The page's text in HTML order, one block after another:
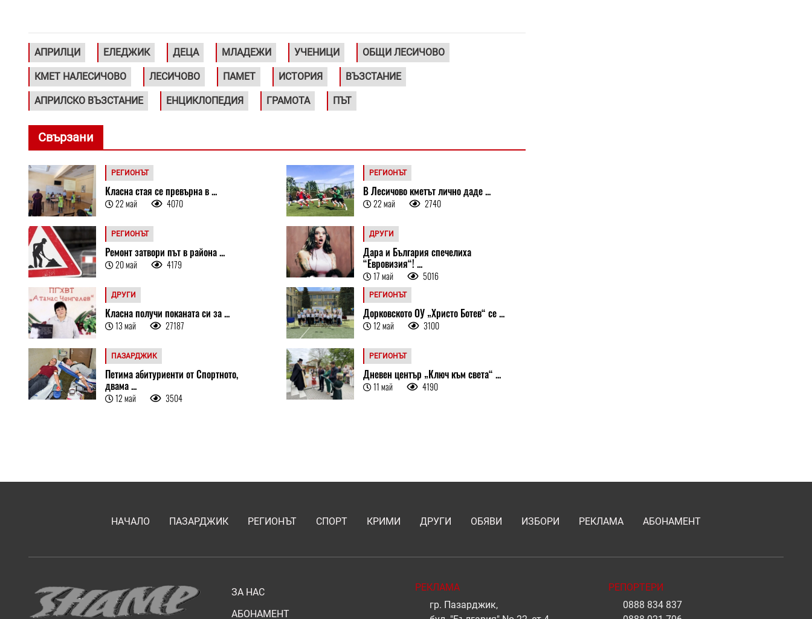
АПРИЛЦИ ЕЛЕДЖИК ДЕЦА МЛАДЕЖИ УЧЕНИЦИ ОБЩИ ЛЕСИЧОВО
КМЕТ НАЛЕСИЧОВО ЛЕСИЧОВО ПАМЕТ ИСТОРИЯ ВЪЗСТАНИЕ
АПРИЛСКО ВЪЗСТАНИЕ ЕНЦИКЛОПЕДИЯ ГРАМОТА ПЪТ
Свързани
РЕГИОНЪТ
Класна стая се превърна в ...
22 май 4070
РЕГИОНЪТ
В Лесичово кметът лично даде ...
22 май 2740
РЕГИОНЪТ
Ремонт затвори път в района ...
20 май 4179
ДРУГИ
Дара и България спечелиха
“Евровизия“! ...
17 май 5016
ДРУГИ
Класна получи поканата си за ...
13 май 27187
РЕГИОНЪТ
Дорковското ОУ „Христо Ботев“ се ...
12 май 3100
ПАЗАРДЖИК
Петима абитуриенти от Спортното,
двама ...
12 май 3504
РЕГИОНЪТ
Дневен център „Ключ към света“ ...
11 май 4190
НАЧАЛО ПАЗАРДЖИК РЕГИОНЪТ СПОРТ КРИМИ ДРУГИ ОБЯВИ ИЗБОРИ РЕКЛАМА АБОНАМЕНТ
ЗА НАС
АБОНАМЕНТ
РЕКЛАМА
гр. Пазарджик,
РЕПОРТЕРИ
0888 834 837